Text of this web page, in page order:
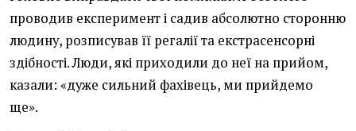
проводив експеримент і садив абсолютно сторонню
людину, розписував її регалії та екстрасенсорні
здібності. Люди, які приходили до неї на прийом,
казали: «дуже сильний фахівець, ми прийдемо
ще».